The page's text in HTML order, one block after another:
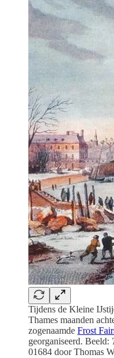
Tijdens de Kleine
Thames maanden
zogenaamde Frost
georganiseerd. Beeld:
01684 door Thomas